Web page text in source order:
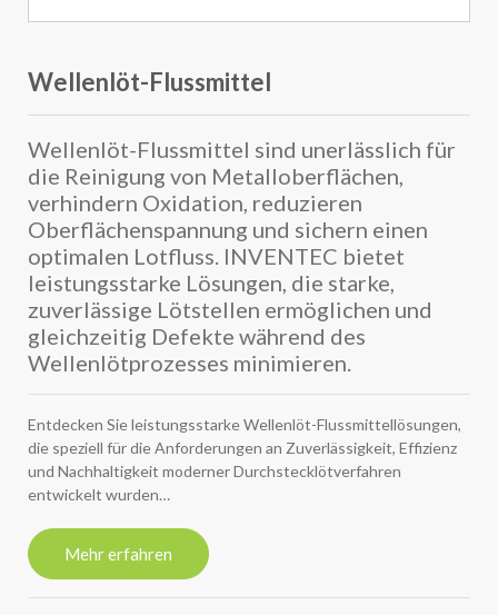
Wellenlöt-Flussmittel
Wellenlöt-Flussmittel sind unerlässlich für
die Reinigung von Metalloberflächen,
verhindern Oxidation, reduzieren
Oberflächenspannung und sichern einen
optimalen Lotfluss. INVENTEC bietet
leistungsstarke Lösungen, die starke,
zuverlässige Lötstellen ermöglichen und
gleichzeitig Defekte während des
Wellenlötprozesses minimieren.
Entdecken Sie leistungsstarke Wellenlöt-Flussmittellösungen,
die speziell für die Anforderungen an Zuverlässigkeit, Effizienz
und Nachhaltigkeit moderner Durchstecklötverfahren
entwickelt wurden…
Mehr erfahren